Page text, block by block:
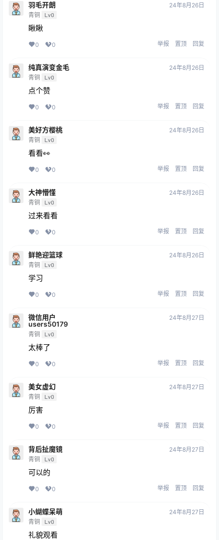
羽毛开朗
青铜 Lv0
24年8月26日
瞅瞅
0 0 举报 置顶 回复
纯真演变金毛
青铜 Lv0
24年8月26日
点个赞
0 0 举报 置顶 回复
美好方樱桃
青铜 Lv0
24年8月26日
看看👀
0 0 举报 置顶 回复
大神懵懂
青铜 Lv0
24年8月26日
过来看看
0 0 举报 置顶 回复
鲜艳迎篮球
青铜 Lv0
24年8月26日
学习
0 0 举报 置顶 回复
微信用户
users50179
青铜 Lv0
24年8月27日
太棒了
0 0 举报 置顶 回复
美女虚幻
青铜 Lv0
24年8月27日
厉害
0 0 举报 置顶 回复
背后扯魔镜
青铜 Lv0
24年8月27日
可以的
0 0 举报 置顶 回复
小蝴蝶呆萌
青铜 Lv0
24年8月27日
礼貌观看